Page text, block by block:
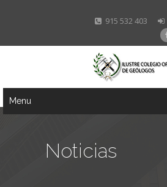
915 532 403
Menu
Noticias